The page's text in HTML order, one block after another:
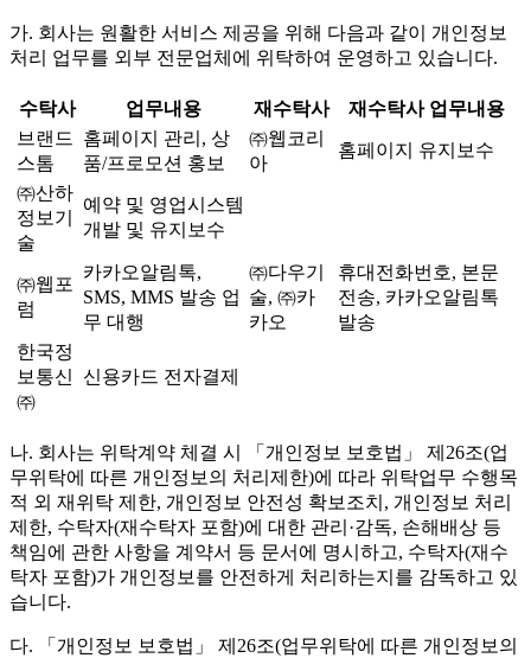
가. 회사는 원활한 서비스 제공을 위해 다음과 같이 개인정보
처리 업무를 외부 전문업체에 위탁하여 운영하고 있습니다.
수탁사 업무내용 재수탁사
재수탁사 업무내용
브랜드
스톰
홈페이지 관리, 상
품/프로모션 홍보
㈜웹코리
아
홈페이지 유지보수
㈜산하
정보기
술
예약 및 영업시스템
개발 및 유지보수
㈜웹포
럼
카카오알림톡,
SMS, MMS 발송 업
무 대행
㈜다우기
술, ㈜카
카오
휴대전화번호, 본문
전송, 카카오알림톡
발송
한국정
보통신
㈜
신용카드 전자결제
나. 회사는 위탁계약 체결 시 「개인정보 보호법」 제26조(업
무위탁에 따른 개인정보의 처리제한)에 따라 위탁업무 수행목
적 외 재위탁 제한, 개인정보 안전성 확보조치, 개인정보 처리
제한, 수탁자(재수탁자 포함)에 대한 관리·감독, 손해배상 등
책임에 관한 사항을 계약서 등 문서에 명시하고, 수탁자(재수
탁자 포함)가 개인정보를 안전하게 처리하는지를 감독하고 있
습니다.
다. 「개인정보 보호법」 제26조(업무위탁에 따른 개인정보의